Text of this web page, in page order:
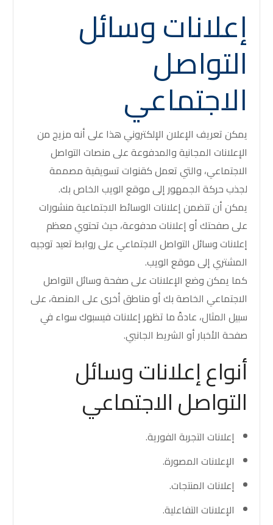
إعلانات وسائل
التواصل
الاجتماعي
يمكن تعريف الإعلان الإلكتروني هذا على أنه مزيج من
الإعلانات المجانية والمدفوعة على منصات التواصل
الاجتماعي، والتي تعمل كقنوات تسويقية مصممة
لجذب حركة الجمهور إلى موقع الويب الخاص بك.
يمكن أن تتضمن إعلانات الوسائط الاجتماعية منشورات
على صفحتك أو إعلانات مدفوعة، حيث تحتوي معظم
إعلانات وسائل التواصل الاجتماعي على روابط تعيد توجيه
المشتري إلى موقع الويب.
كما يمكن وضع الإعلانات على صفحة وسائل التواصل
الاجتماعي الخاصة بك أو مناطق أخرى على المنصة، على
سبيل المثال، عادةً ما تظهر إعلانات فيسبوك سواء في
صفحة الأخبار أو الشريط الجانبي.
أنواع إعلانات وسائل
التواصل الاجتماعي
إعلانات التجربة الفورية.
الإعلانات المصورة.
إعلانات المنتجات.
الإعلانات التفاعلية.